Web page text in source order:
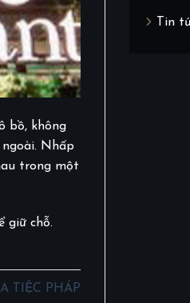
bồ, không
Nhấp
trong một
giữ chỗ.
TIỆC PHÁP
Tin